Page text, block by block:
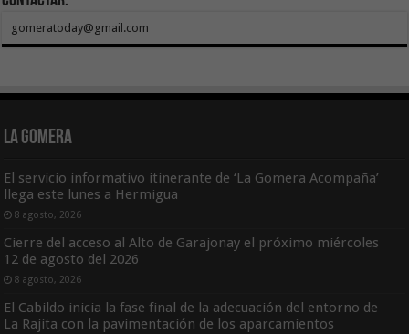
gomeratoday@gmail.com
La Gomera
El servicio informativo itinerante de ‘La Gomera Acompaña’
llega este lunes a Hermigua
8 agosto, 2026
Cierre del acceso al Alto de Garajonay el próximo miércoles
12 de agosto del 2026
8 agosto, 2026
El Cabildo inicia la fase final de la adecuación del entorno de
La Rajita con la pavimentación de los aparcamientos